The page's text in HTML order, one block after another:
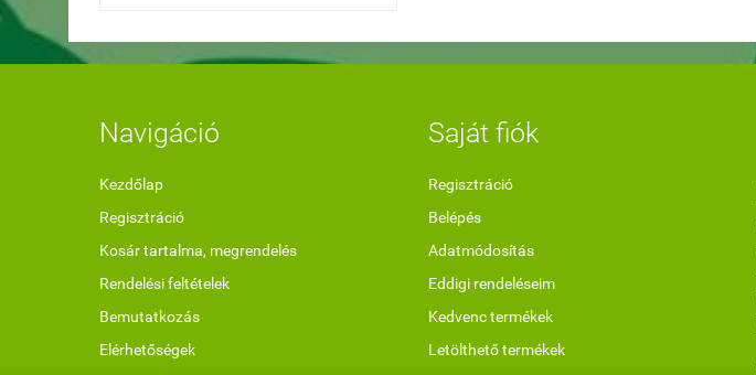
Navigáció
Kezdőlap
Regisztráció
Kosár tartalma, megrendelés
Rendelési feltételek
Bemutatkozás
Elérhetőségek
Saját fiók
Regisztráció
Belépés
Adatmódosítás
Eddigi rendeléseim
Kedvenc termékek
Letölthető termékek